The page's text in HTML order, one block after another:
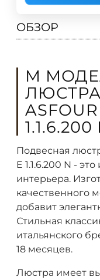
ОБЗОР
М
ЛЮСТРА
1.1.6.200
Подвесная
E 1.1.6.200 N -
интерьера.
качественного
добавит
Стильная
итальянского
18 месяцев.
Люстра имеет